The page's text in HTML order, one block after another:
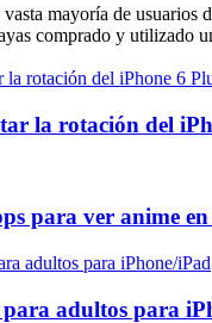
mayoría de usuarios
comprado y utilizado
la rotación del
para ver anime
para adultos para